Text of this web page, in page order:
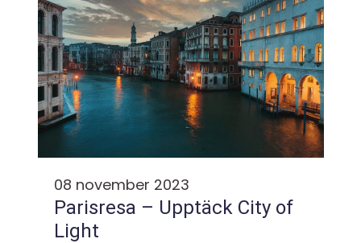
08 november 2023
Parisresa – Upptäck City of
Light